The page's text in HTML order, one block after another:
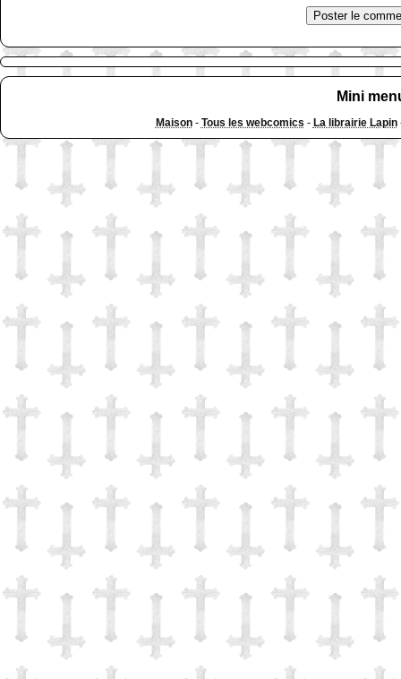
Mini
Maison- Tous les webcomics - La librairie Lapin